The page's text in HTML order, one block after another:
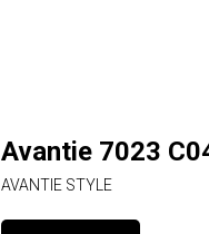
Avantie 7023
AVANTIE STYLE